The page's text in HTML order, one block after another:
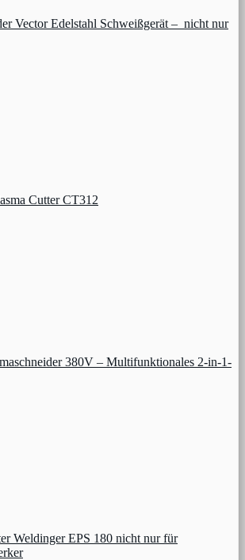
Vector Edelstahl Schweißgerät – nicht nur
Cutter CT312
380V – Multifunktionales 2-in-1-
Weldinger EPS 180 nicht nur für